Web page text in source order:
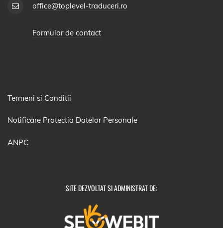
office@toplevel-traduceri.ro
Formular de contact
Termeni si Conditii
Notificare Protectia Datelor Personale
ANPC
SITE DEZVOLTAT SI ADMINISTRAT DE: